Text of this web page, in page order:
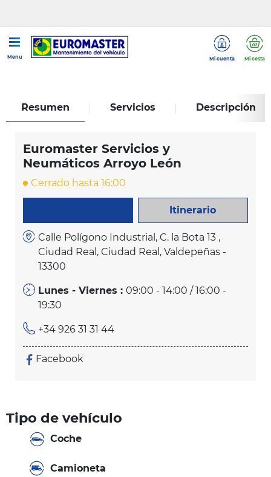
Menu Mi cuenta Mi cesta
Euromaster Servicios y Neumáticos Arroyo León
Resumen Servicios Descripción
Euromaster Servicios y
Neumáticos Arroyo León
Cerrado hasta 16:00
Itinerario
Calle Polígono Industrial, C. la Bota 13 ,
Ciudad Real, Ciudad Real, Valdepeñas -
13300
Lunes - Viernes :09:00 - 14:00 / 16:00 -
19:30
+34 926 31 31 44
Facebook
Tipo de vehículo
Coche
Camioneta